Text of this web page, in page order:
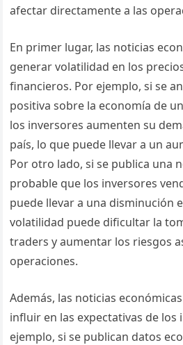
afectar directamente a las
En primer lugar, las noticias
generar volatilidad en los
financieros. Por ejemplo, si se
positiva sobre la economía de
los inversores aumenten su
país, lo que puede llevar a un
Por otro lado, si se publica una
probable que los inversores
puede llevar a una disminución
volatilidad puede dificultar la
traders y aumentar los riesgos
operaciones.
Además, las noticias
influir en las expectativas de los
ejemplo, si se publican datos